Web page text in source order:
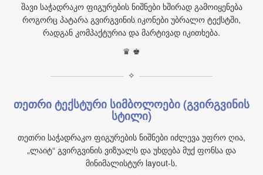
შავი საჭადრაკო ფიგურების ნიშნები ხშირად გამოიყენება
როგორც პატარა გვირგვინის იკონები უბრალო ტექსტში,
რადგან კომპაქტურია და მარტივად იკითხება.
♛ ♚
✧
თეთრი ტექსტური სიმბოლოები (გვირგვინის
სტილი)
თეთრი საჭადრაკო ფიგურების ნიშნები იძლევა უფრო ღია,
„ლაიტ“ გვირგვინის ვიზუალს და უხდება მუქ ფონსა და
მინიმალისტურ layout-ს.